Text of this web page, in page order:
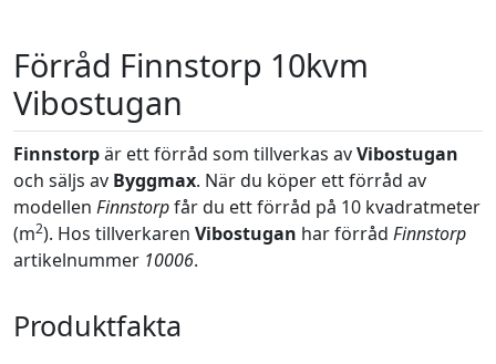
Förråd Finnstorp 10kvm
Vibostugan
Finnstorpär ett förråd som tillverkas avVibostugan
och säljs av Byggmax. När du köper ett förråd av
modellen Finnstorpfår du ett förråd på 10 kvadratmeter
(m2). Hos tillverkaren Vibostugan har förråd Finnstorp
artikelnummer 10006.
Produktfakta